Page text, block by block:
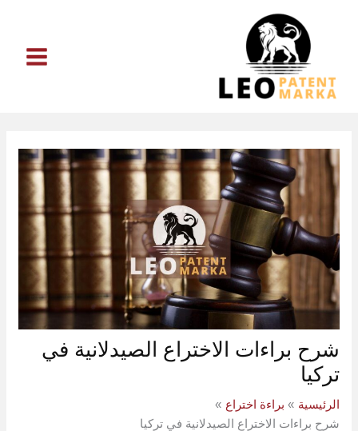
شرح براءات الاختراع الصيدلانية في
تركيا
الرئيسية
براءة اختراع
شرح براءات الاختراع الصيدلانية في تركيا